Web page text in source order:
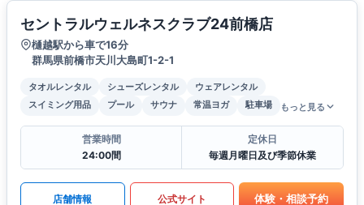
セントラルウェルネスクラブ24前橋店
樋越駅から車で16分
群馬県前橋市天川大島町1-2-1
タオルレンタル シューズレンタル
ウェアレンタル
スイミング用品
プール サウナ 常温ヨガ 駐車場 もっと見る
営業時間
24:00間
定休日
毎週月曜日及び季節休業
店舗情報 公式サイト 体験・相談予約